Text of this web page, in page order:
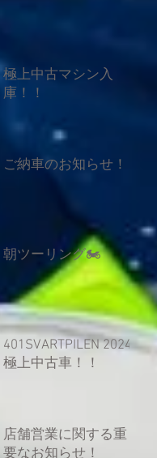
極上中古マシン入
庫！！
ご納車のお知らせ！
朝ツーリング🏍
401SVARTPILEN 2024
極上中古車！！
店舗営業に関する重
要なお知らせ！